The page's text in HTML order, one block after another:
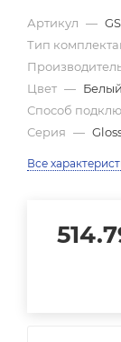
Артикул —
Тип
Цвет — Белый
Способ
Серия —
Все